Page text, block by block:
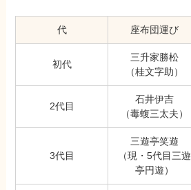
代 座布団運び
初代
三升家勝松
（桂文字助）
2代目
石井伊吉
（毒蝮三太夫）
3代目
三遊亭笑遊
（現・5代目三遊
亭円遊）